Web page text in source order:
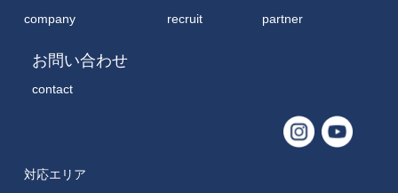
company recruit partner
お問い合わせ
contact
対応エリア